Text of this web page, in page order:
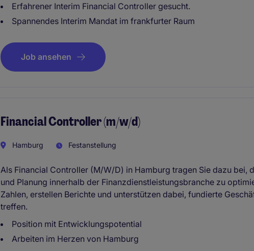
Erfahrener Interim Financial Controller gesucht.
Spannendes Interim Mandat im frankfurter Raum
Job ansehen
Financial Controller (m/w/d)
Hamburg Festanstellung
Als Financial Controller (M/W/D) in Hamburg tragen Sie dazu bei,
und Planung innerhalb der Finanzdienstleistungsbranche zu
Zahlen, erstellen Berichte und unterstützen dabei, fundierte
treffen.
Position mit Entwicklungspotential
Arbeiten im Herzen von Hamburg